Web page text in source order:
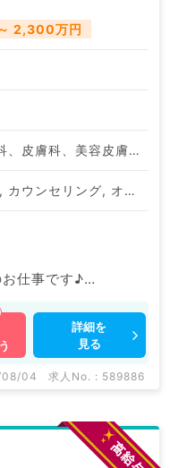
2,300万円
形成外科、美容外科、皮膚科、美容皮膚科、科目不問
オペ, オペ, その他, カウンセリング, オペ, SNS運用
仕事です♪
実しております。
ニックなどの医療機
下さい。
詳細を
見る
08/04 求人No. : 589886